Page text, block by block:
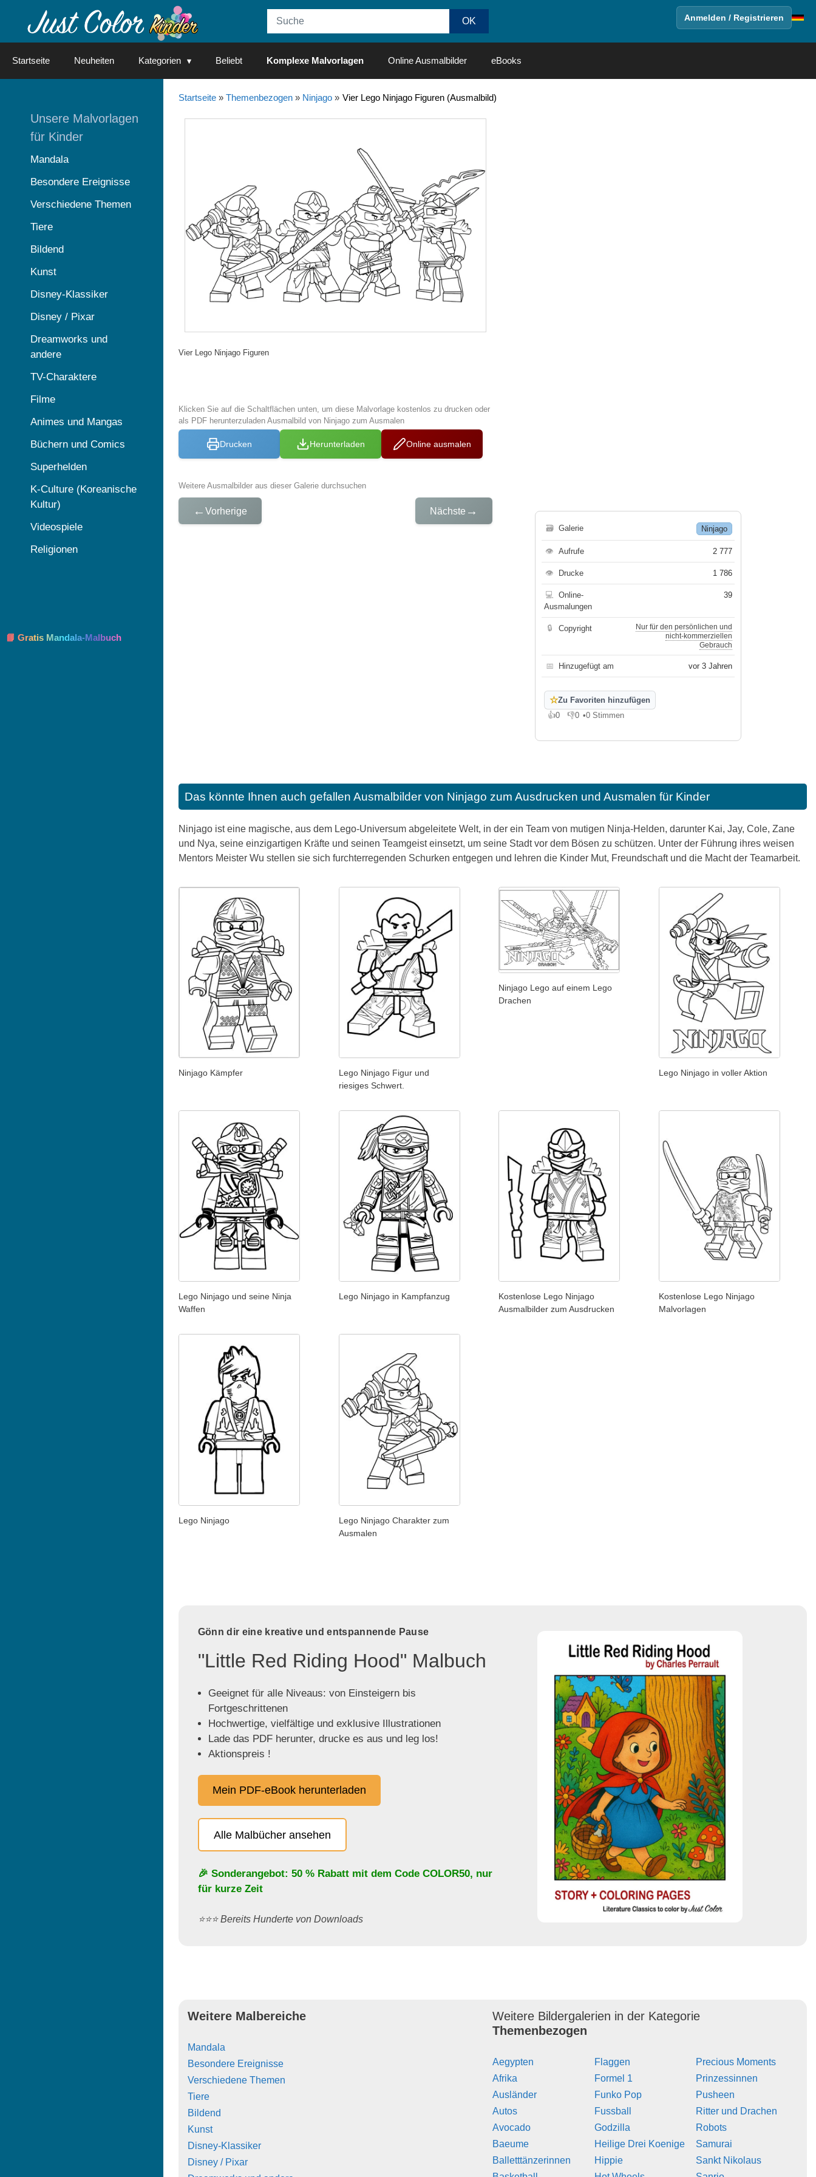
Anmelden / Registrieren
Startseite Neuheiten Kategorien Beliebt Komplexe Malvorlagen Online Ausmalbilder eBooks
Startseite» Themenbezogen» Ninjago» Vier Lego Ninjago Figuren (Ausmalbild)
Vier Lego Ninjago Figuren
Klicken Sie auf die Schaltflächen unten, um diese Malvorlage kostenlos zu drucken oder
als PDF herunterzuladen Ausmalbild von Ninjago zum Ausmalen
Drucken Herunterladen Online ausmalen
Weitere Ausmalbilder aus dieser Galerie durchsuchen
← Vorherige Nächste →
🗃 Galerie Ninjago
👁 Aufrufe 2 777
👁 Drucke 1 786
💻
Online-
Ausmalungen
39
🔒 Copyright
Nur für den persönlichen und
nicht-kommerziellen
Gebrauch
📅 Hinzugefügt am vor 3 Jahren
☆Zu Favoriten hinzufügen
👍0
Gefällt mir
👎0
Gefällt mir nicht
•0 Stimmen
Das könnte Ihnen auch gefallen Ausmalbilder von Ninjago zum Ausdrucken und Ausmalen für Kinder
Ninjago ist eine magische, aus dem Lego-Universum abgeleitete Welt, in der ein Team von mutigen Ninja-Helden, darunter Kai, Jay, Cole, Zane
und Nya, seine einzigartigen Kräfte und seinen Teamgeist einsetzt, um seine Stadt vor dem Bösen zu schützen. Unter der Führung ihres weisen
Mentors Meister Wu stellen sie sich furchterregenden Schurken entgegen und lehren die Kinder Mut, Freundschaft und die Macht der Teamarbeit.
Ninjago Kämpfer
Lego Ninjago Figur und
riesiges Schwert.
Ninjago Lego auf einem Lego
Drachen
Lego Ninjago in voller Aktion
Lego Ninjago und seine Ninja
Waffen
Lego Ninjago in Kampfanzug
Kostenlose Lego Ninjago
Ausmalbilder zum Ausdrucken
Kostenlose Lego Ninjago
Malvorlagen
Lego Ninjago
Lego Ninjago Charakter zum
Ausmalen
Gönn dir eine kreative und entspannende Pause
"Little Red Riding Hood" Malbuch
Geeignet für alle Niveaus: von Einsteigern bis
Fortgeschrittenen
Hochwertige, vielfältige und exklusive Illustrationen
Lade das PDF herunter, drucke es aus und leg los!
Aktionspreis !
Mein PDF-eBook herunterladen
Alle Malbücher ansehen
🎉 Sonderangebot: 50 % Rabatt mit dem Code COLOR50, nur
für kurze Zeit
⭐️⭐️⭐️ Bereits Hunderte von Downloads
Weitere Malbereiche
Mandala
Besondere Ereignisse
Verschiedene Themen
Tiere
Bildend
Kunst
Disney-Klassiker
Disney / Pixar
Weitere Bildergalerien in der Kategorie
Themenbezogen
Aegypten
Afrika
Ausländer
Autos
Avocado
Baeume
Balletttänzerinnen
Flaggen
Formel 1
Funko Pop
Fussball
Godzilla
Heilige Drei Koenige
Hippie
Precious Moments
Prinzessinnen
Pusheen
Ritter und Drachen
Robots
Samurai
Sankt Nikolaus
Unsere Malvorlagen
für Kinder
Mandala
Besondere Ereignisse
Verschiedene Themen
Tiere
Bildend
Kunst
Disney-Klassiker
Disney / Pixar
Dreamworks und
andere
TV-Charaktere
Filme
Animes und Mangas
Büchern und Comics
Superhelden
K-Culture (Koreanische
Kultur)
Videospiele
Religionen
📘 Gratis Mandala-Malbuch